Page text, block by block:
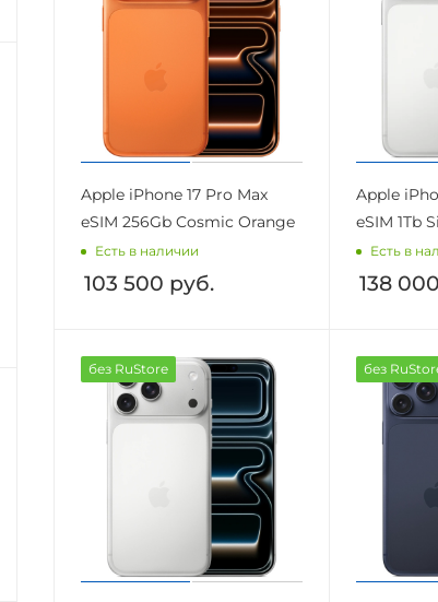
Apple iPhone 17 Pro Max
eSIM 256Gb Cosmic Orange
Есть в наличии
103 500 руб.
Apple
eSIM 1Tb
Есть в
138 000
без RuStore без